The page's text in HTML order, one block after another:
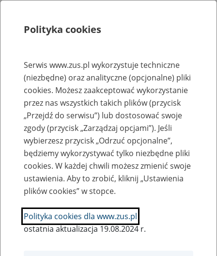
Strona główna
Rejestr zmian
2007-04-24
Dodano do działu "Prognozy, plany, sprawozdania-
>Sprawozdania okresowe" bilanse FUS, FRD i FAL na dzień 31
2007-04-19
Polityka cookies
Serwis www.zus.pl wykorzystuje techniczne
(niezbędne) oraz analityczne (opcjonalne) pliki
cookies. Możesz zaakceptować wykorzystanie
przez nas wszystkich takich plików (przycisk
„Przejdź do serwisu”) lub dostosować swoje
zgody (przycisk „Zarządzaj opcjami”). Jeśli
wybierzesz przycisk „Odrzuć opcjonalne”,
będziemy wykorzystywać tylko niezbędne pliki
cookies. W każdej chwili możesz zmienić swoje
ustawienia. Aby to zrobić, kliknij „Ustawienia
plików cookies” w stopce.
Polityka cookies dla www.zus.pl
ostatnia aktualizacja 19.08.2024 r.